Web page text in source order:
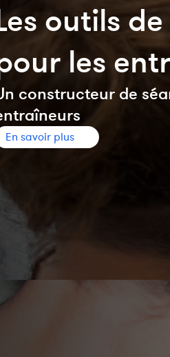
outils
les
constructeur de
En savoir plus